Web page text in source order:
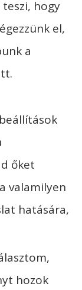
hogy
el,
a
őket
valamilyen
hatására,
hozok